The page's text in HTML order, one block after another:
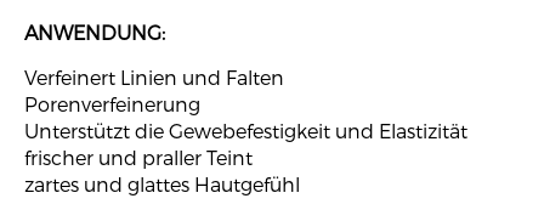
ANWENDUNG:
Verfeinert Linien und Falten
Porenverfeinerung
Unterstützt die Gewebefestigkeit und Elastizität
frischer und praller Teint
zartes und glattes Hautgefühl